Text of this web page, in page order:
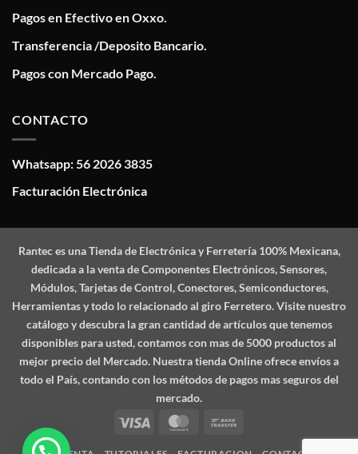
Pagos en Efectivo en Oxxo.
Transferencia /Deposito Bancario.
Pagos con Mercado Pago.
CONTACTO
Whatsapp: 56 2026 3835
Facturación Electrónica
Ranteces una Tienda de Electrónica y Ferretería 100% Mexicana,
dedicada a la venta de Componentes Electrónicos, Sensores,
Módulos, Tarjetas de Control, Conectores, Semiconductores,
Herramientas y todo lo relacionado al giro Ferretero. Visite nuestro
catálogo y descubra la gran cantidad de artículos que tenemos
disponibles para usted, contamos con mas de 5000 productos al
mejor precio del Mercado. Nuestra tienda Online ofrece envíos a
todo el País, contando con los métodos de pagos mas seguros del
mercado.
Visa
MasterCard